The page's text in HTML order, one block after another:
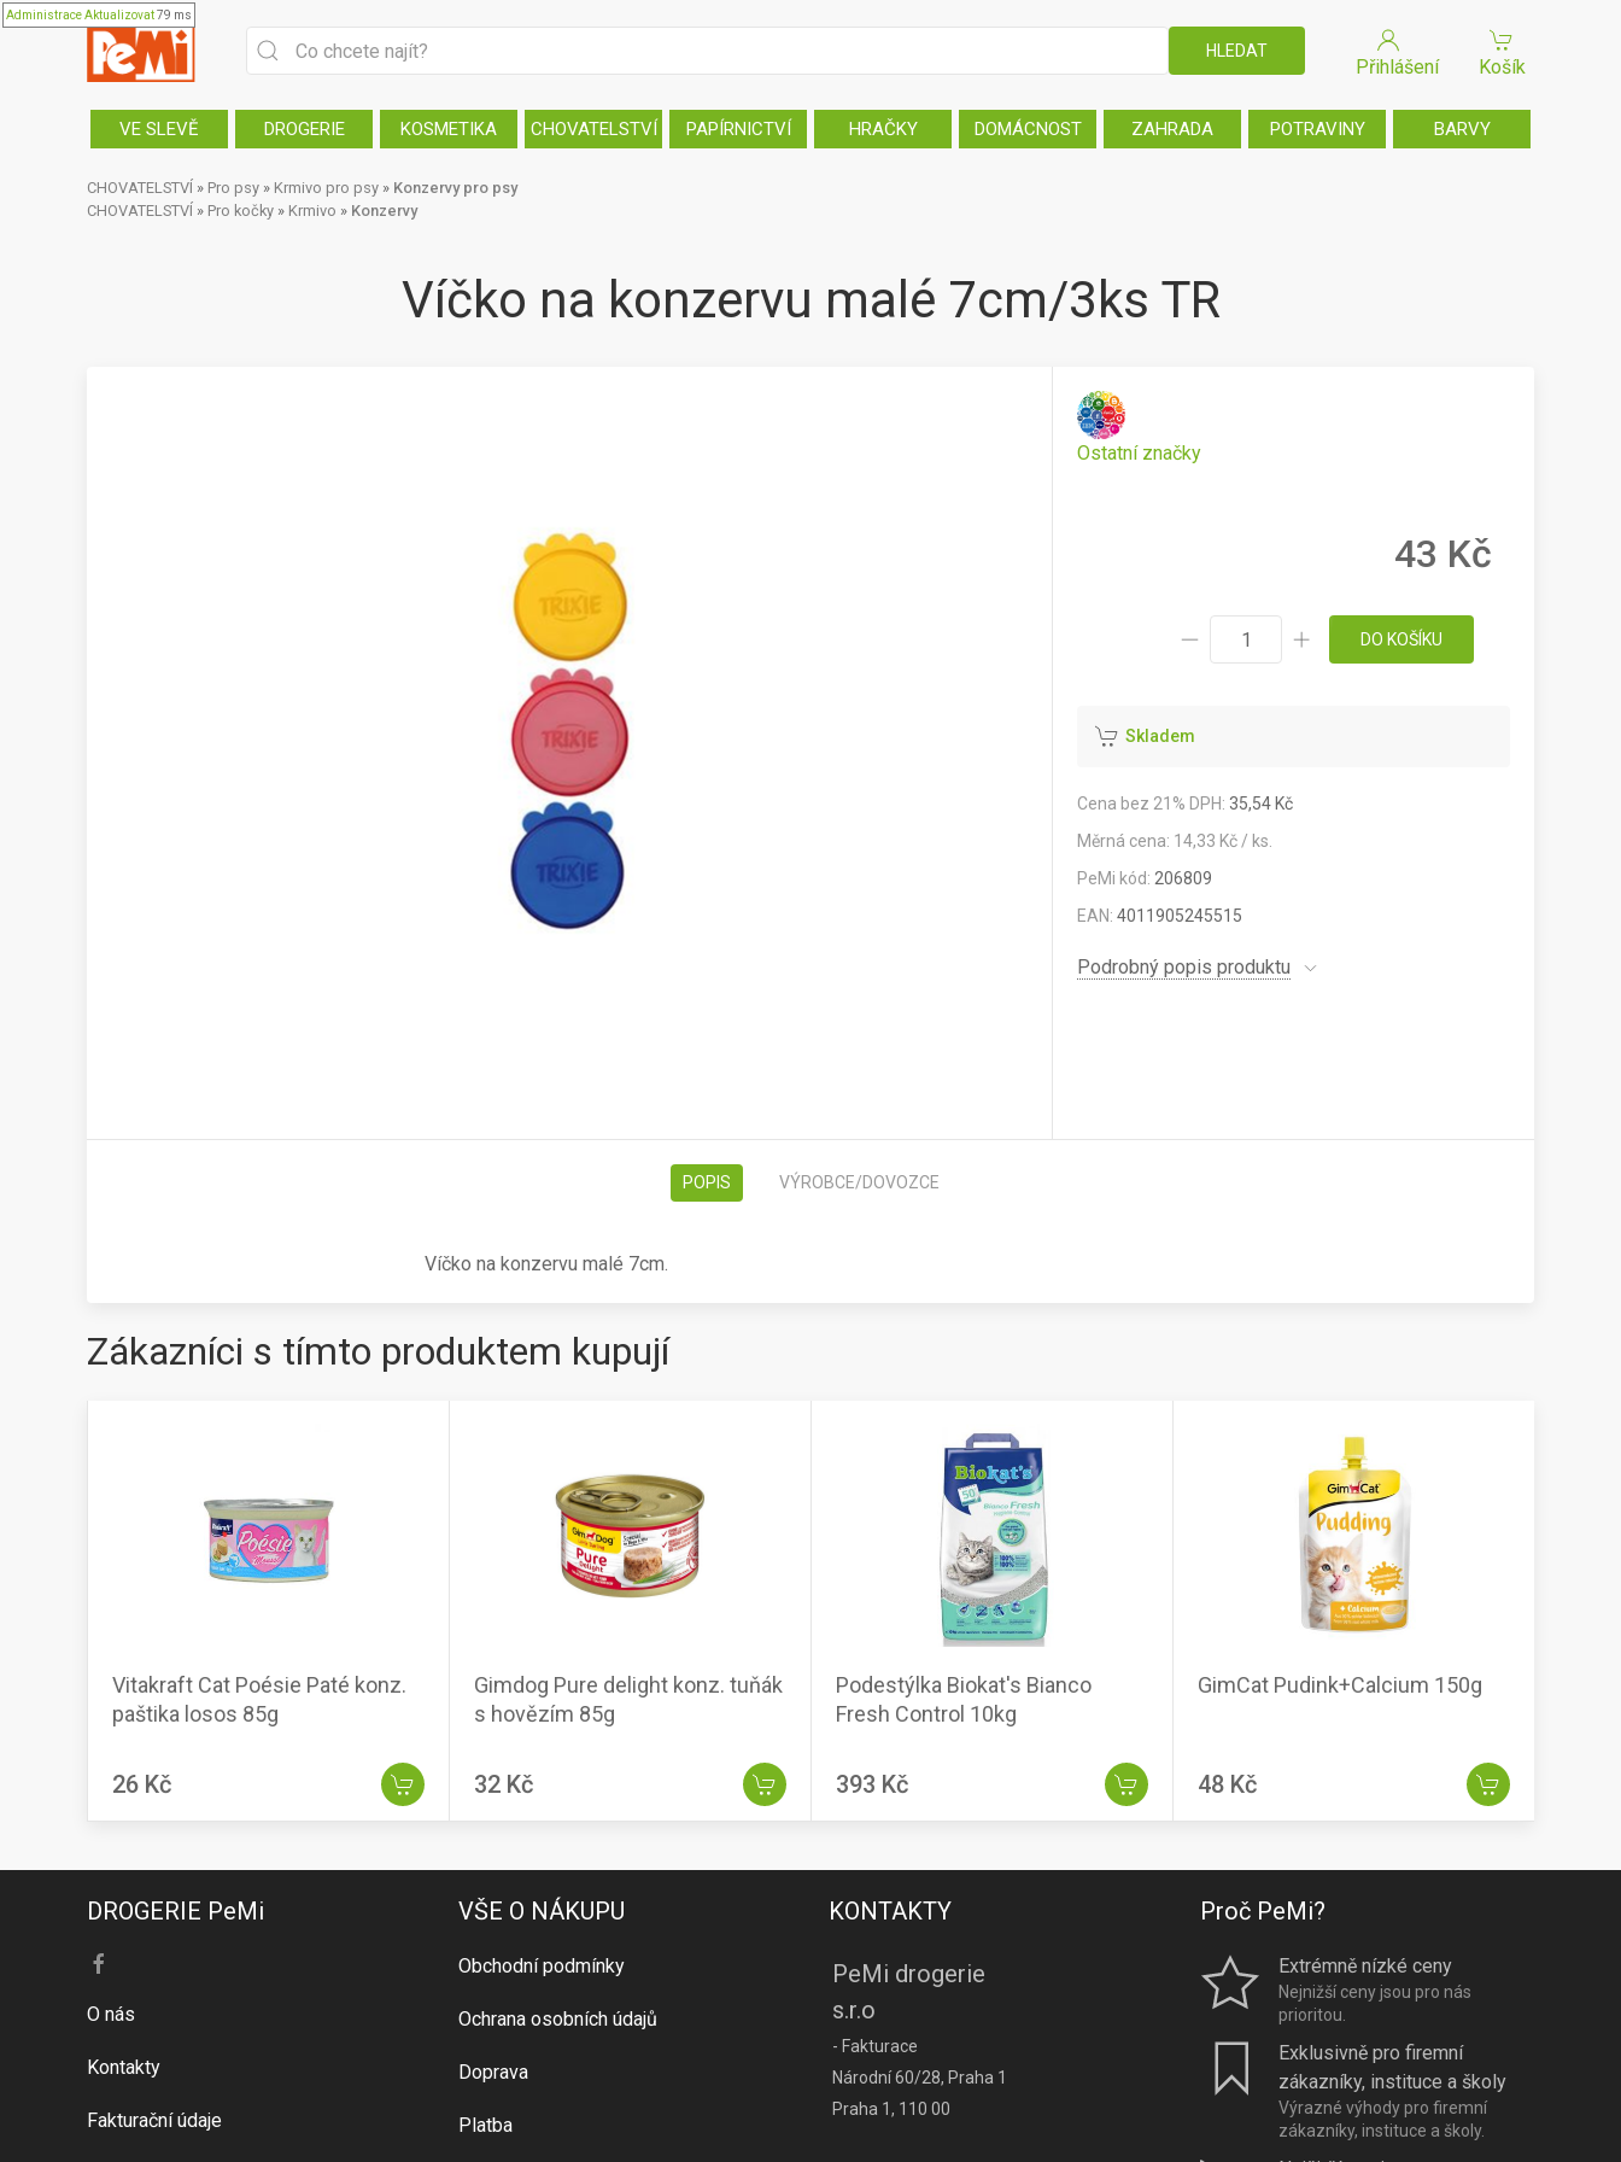
AdministraceAktualizovat79 ms
Přihlášení Košík
VE SLEVĚ DROGERIE KOSMETIKA CHOVATELSTVÍ PAPÍRNICTVÍ HRAČKY DOMÁCNOST ZAHRADA POTRAVINY BARVY
CHOVATELSTVÍ » Pro psy » Krmivo pro psy » Konzervy pro psy
CHOVATELSTVÍ » Pro kočky » Krmivo » Konzervy
Víčko na konzervu malé 7cm/3ks TR
Ostatní značky
43 Kč
DO KOŠÍKU
Skladem
Cena bez 21% DPH: 35,54 Kč
Měrná cena: 14,33 Kč / ks.
PeMi kód: 206809
EAN:4011905245515
Podrobný popis produktu
POPIS VÝROBCE/DOVOZCE
Víčko na konzervu malé 7cm.
Zákazníci s tímto produktem kupují
Vitakraft Cat Poésie Paté konz.
paštika losos 85g
26 Kč
Gimdog Pure delight konz. tuňák
s hovězím 85g
32 Kč
Podestýlka Biokat's Bianco
Fresh Control 10kg
393 Kč
GimCat Pudink+Calcium 150g
48 Kč
DROGERIE PeMi
O nás
Kontakty
Fakturační údaje
VŠE O NÁKUPU
Obchodní podmínky
Ochrana osobních údajů
Doprava
Platba
KONTAKTY
PeMi drogerie
s.r.o
- Fakturace
Národní 60/28, Praha 1
Praha 1, 110 00
Proč PeMi?
Extrémně nízké ceny
Nejnižší ceny jsou pro nás
prioritou.
Exklusivně pro firemní
zákazníky, instituce a školy
Výrazné výhody pro firemní
zákazníky, instituce a školy.